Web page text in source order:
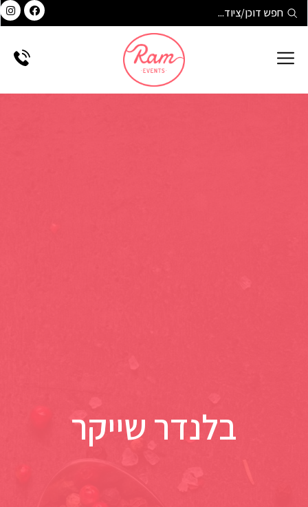
בלנדר שייקר